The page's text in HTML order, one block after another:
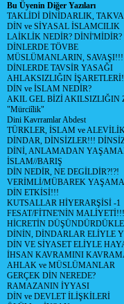
Bu Üyenin Diğer Yazıları
TAKLİDİ DİNİDARLIK,
DİN ve SİYASAL İSLAMCILIK
LAİKLİK NEDİR? DİNİ'MİDİR?
DİNLERDE TÖVBE
MÜSLÜMANLARIN, SAVAŞI!!!
DİNLERDE TAVSİR YASAĞI
AHLAKSIZLIĞIN
DİN ve İSLAM NEDİR?
AKIL GEL BİZİ AKILSIZLIĞIN
"Mürciîlik"
Dini Kavrramlar Abdest
TÜRKLER, İSLAM ve
DİNDAR, DİNSİZLER!!!
DİNİ, ANLAMADAN
İSLAM//BARIŞ
DİN NEDİR, NE DEGİLDİR?!?!
VERİMLİ/MÜBAREK
DİN ETKİSİ!!!
KUTSALLAR HİYERARŞİSİ -1
FESAT/FİTNE'NİN MALİYETİ!!!
HİCRETİN
DİNİN, DİNDARLAR ELİYLE
DİN VE SİYASET ELİYLE
İHSAN KAVRAMINI
AHLAK ve MÜSLÜMANLAR
GERÇEK DİN NEREDE?
RAMAZANIN İYYASI
DİN ve DEVLET İLİŞKİLERİ